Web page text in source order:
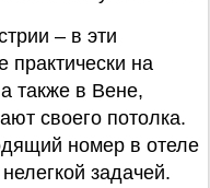
– в эти
на
также в Вене,
своего потолка.
номер в отеле
задачей.